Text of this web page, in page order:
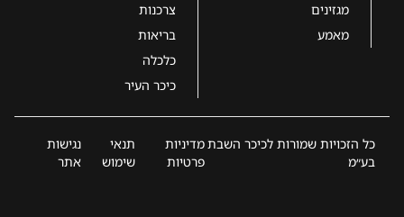
מגזינים
מאמע
צרכנות
בריאות
כלכלה
כיכר העיר
כל הזכויות שמורות לכיכר השבת
בע״מ
מדיניות
פרטיות
תנאי
שימוש
נגישות
אתר